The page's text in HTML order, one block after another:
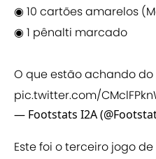
◉ 10 cartões amarelos
◉ 1 pênalti marcado
O que estão achando
pic.twitter.com/
— Footstats I2A
Este foi o terceiro jogo